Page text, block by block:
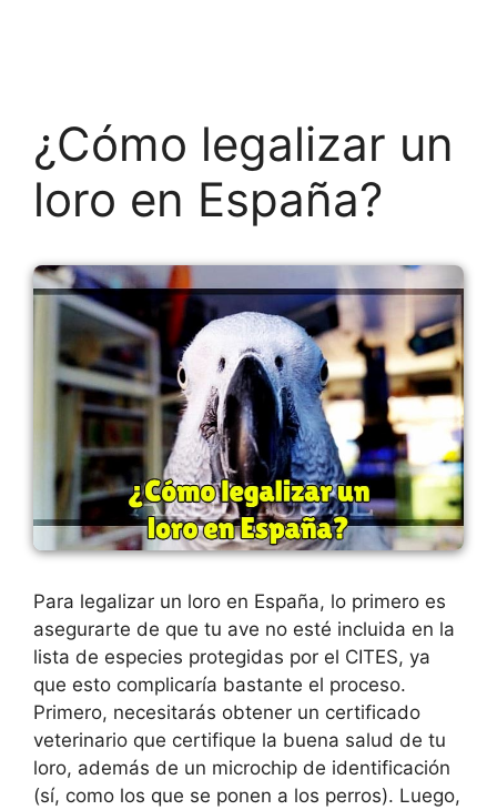
¿Cómo legalizar un
loro en España?
Para legalizar un loro en España, lo primero es
asegurarte de que tu ave no esté incluida en la
lista de especies protegidas por el CITES, ya
que esto complicaría bastante el proceso.
Primero, necesitarás obtener un certificado
veterinario que certifique la buena salud de tu
loro, además de un microchip de identificación
(sí, como los que se ponen a los perros). Luego,